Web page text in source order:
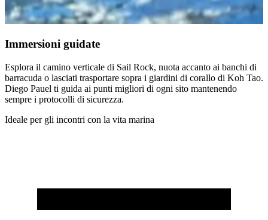
Immersioni guidate
Esplora il camino verticale di Sail Rock, nuota accanto ai banchi di
barracuda o lasciati trasportare sopra i giardini di corallo di Koh Tao.
Diego Pauel ti guida ai punti migliori di ogni sito mantenendo
sempre i protocolli di sicurezza.
Ideale per gli incontri con la vita marina